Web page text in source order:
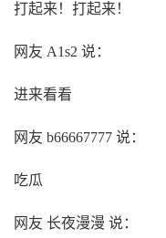
打起来！打起来！
网友 A1s2 说：
进来看看
网友 b66667777 说：
吃瓜
网友 长夜漫漫 说：